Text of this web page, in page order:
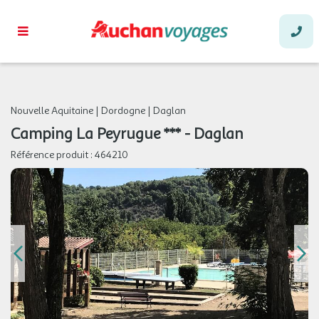
Nouvelle Aquitaine | Dordogne | Daglan
Camping La Peyrugue *** - Daglan
Référence produit : 464210